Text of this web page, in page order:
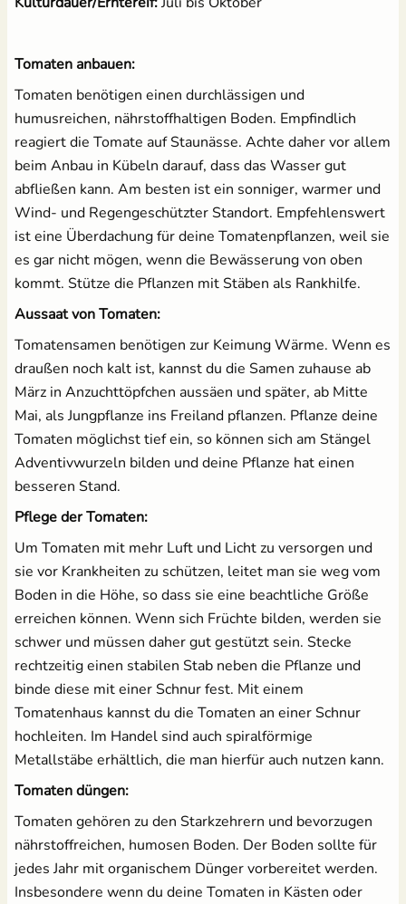
Tomaten anbauen:
Tomaten benötigen einen durchlässigen und
humusreichen, nährstoffhaltigen Boden. Empfindlich
reagiert die Tomate auf Staunässe. Achte daher vor allem
beim Anbau in Kübeln darauf, dass das Wasser gut
abfließen kann. Am besten ist ein sonniger, warmer und
Wind- und Regengeschützter Standort. Empfehlenswert
ist eine Überdachung für deine Tomatenpflanzen, weil sie
es gar nicht mögen, wenn die Bewässerung von oben
kommt. Stütze die Pflanzen mit Stäben als Rankhilfe.
Aussaat von Tomaten:
Tomatensamen benötigen zur Keimung Wärme. Wenn es
draußen noch kalt ist, kannst du die Samen zuhause ab
März in Anzuchttöpfchen aussäen und später, ab Mitte
Mai, als Jungpflanze ins Freiland pflanzen. Pflanze deine
Tomaten möglichst tief ein, so können sich am Stängel
Adventivwurzeln bilden und deine Pflanze hat einen
besseren Stand.
Pflege der Tomaten:
Um Tomaten mit mehr Luft und Licht zu versorgen und
sie vor Krankheiten zu schützen, leitet man sie weg vom
Boden in die Höhe, so dass sie eine beachtliche Größe
erreichen können. Wenn sich Früchte bilden, werden sie
schwer und müssen daher gut gestützt sein. Stecke
rechtzeitig einen stabilen Stab neben die Pflanze und
binde diese mit einer Schnur fest. Mit einem
Tomatenhaus kannst du die Tomaten an einer Schnur
hochleiten. Im Handel sind auch spiralförmige
Metallstäbe erhältlich, die man hierfür auch nutzen kann.
Tomaten düngen:
Tomaten gehören zu den Starkzehrern und bevorzugen
nährstoffreichen, humosen Boden. Der Boden sollte für
jedes Jahr mit organischem Dünger vorbereitet werden.
Insbesondere wenn du deine Tomaten in Kästen oder